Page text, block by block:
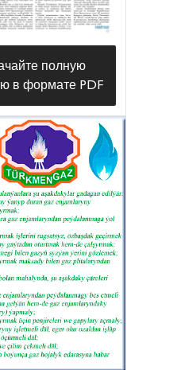
полную
в формате PDF